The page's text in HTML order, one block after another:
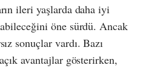
ileri yaşlarda daha iyi
öne sürdü. Ancak
sonuçlar vardı. Bazı
avantajlar gösterirken,